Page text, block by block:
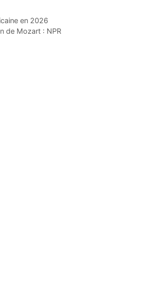
en 2026
de Mozart : NPR